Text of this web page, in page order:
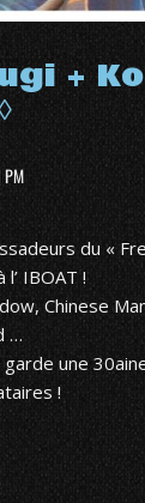
+
PM
du «
l’ IBOAT !
Chinese
…
garde une
!